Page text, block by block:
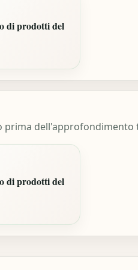
di prodotti del
prima dell'approfondimento
di prodotti del